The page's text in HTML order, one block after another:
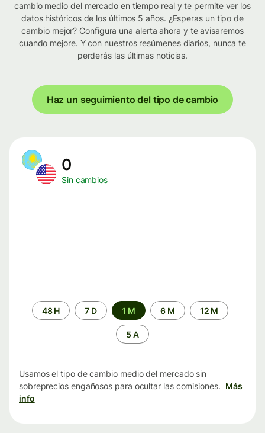
cambio medio del mercado en tiempo real y te permite ver los
datos históricos de los últimos 5 años. ¿Esperas un tipo de
cambio mejor? Configura una alerta ahora y te avisaremos
cuando mejore. Y con nuestros resúmenes diarios, nunca te
perderás las últimas noticias.
Haz un seguimiento del tipo de cambio
0
Sin cambios
Periodo48 H 7 D 1 M 6 M 12 M
5 A
Usamos el tipo de cambio medio del mercado sin
sobreprecios engañosos para ocultar las comisiones. Más
info